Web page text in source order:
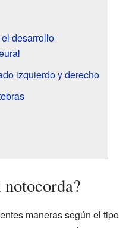
desarrollo
izquierdo y derecho
maneras según el tipo